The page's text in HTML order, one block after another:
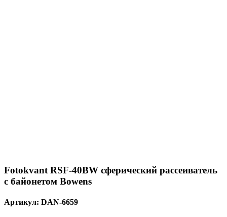
Fotokvant RSF-40BW сферический рассеиватель
с байонетом Bowens
Артикул: DAN-6659